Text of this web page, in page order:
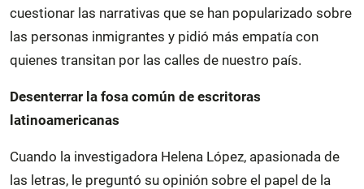
cuestionar las narrativas que se han popularizado sobre
las personas inmigrantes y pidió más empatía con
quienes transitan por las calles de nuestro país.
Desenterrar la fosa común de escritoras
latinoamericanas
Cuando la investigadora Helena López, apasionada de
las letras, le preguntó su opinión sobre el papel de la